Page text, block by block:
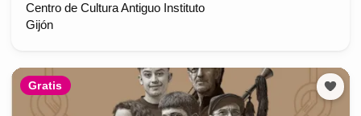
Centro de Cultura Antiguo Instituto
Gijón
Gratis